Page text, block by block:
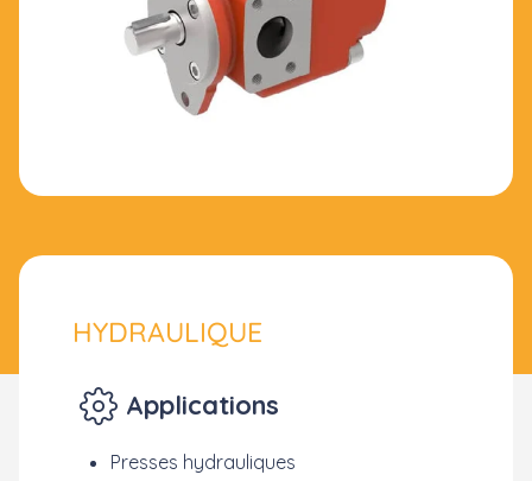
HYDRAULIQUE
Applications
Presses hydrauliques